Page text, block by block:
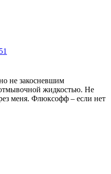
не закосневшим
жидкостью. Не
меня. Флюксофф – если нет